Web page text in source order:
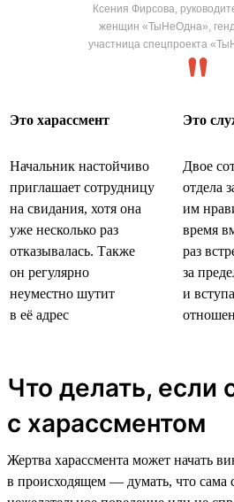
Ксения Фирсова,
женщин «ТыНеОдна»,
участница спецпроекта
Это харассмент Это
Начальник настойчиво
приглашает сотрудницу
на свидания, хотя она
уже несколько раз
отказывалась. Также
он регулярно
неуместно шутит
в её адрес
Двое
отдела
им
время
раз
за
и
Что делать, если
с харассментом
Жертва харассмента может начать
в происходящем — думать, что сама